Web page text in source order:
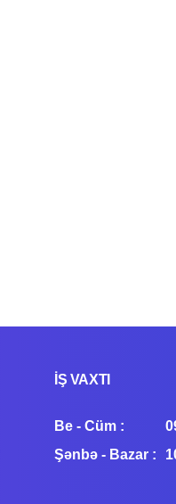
İŞ VAXTI
Be - Cüm :
Şənbə - Bazar :